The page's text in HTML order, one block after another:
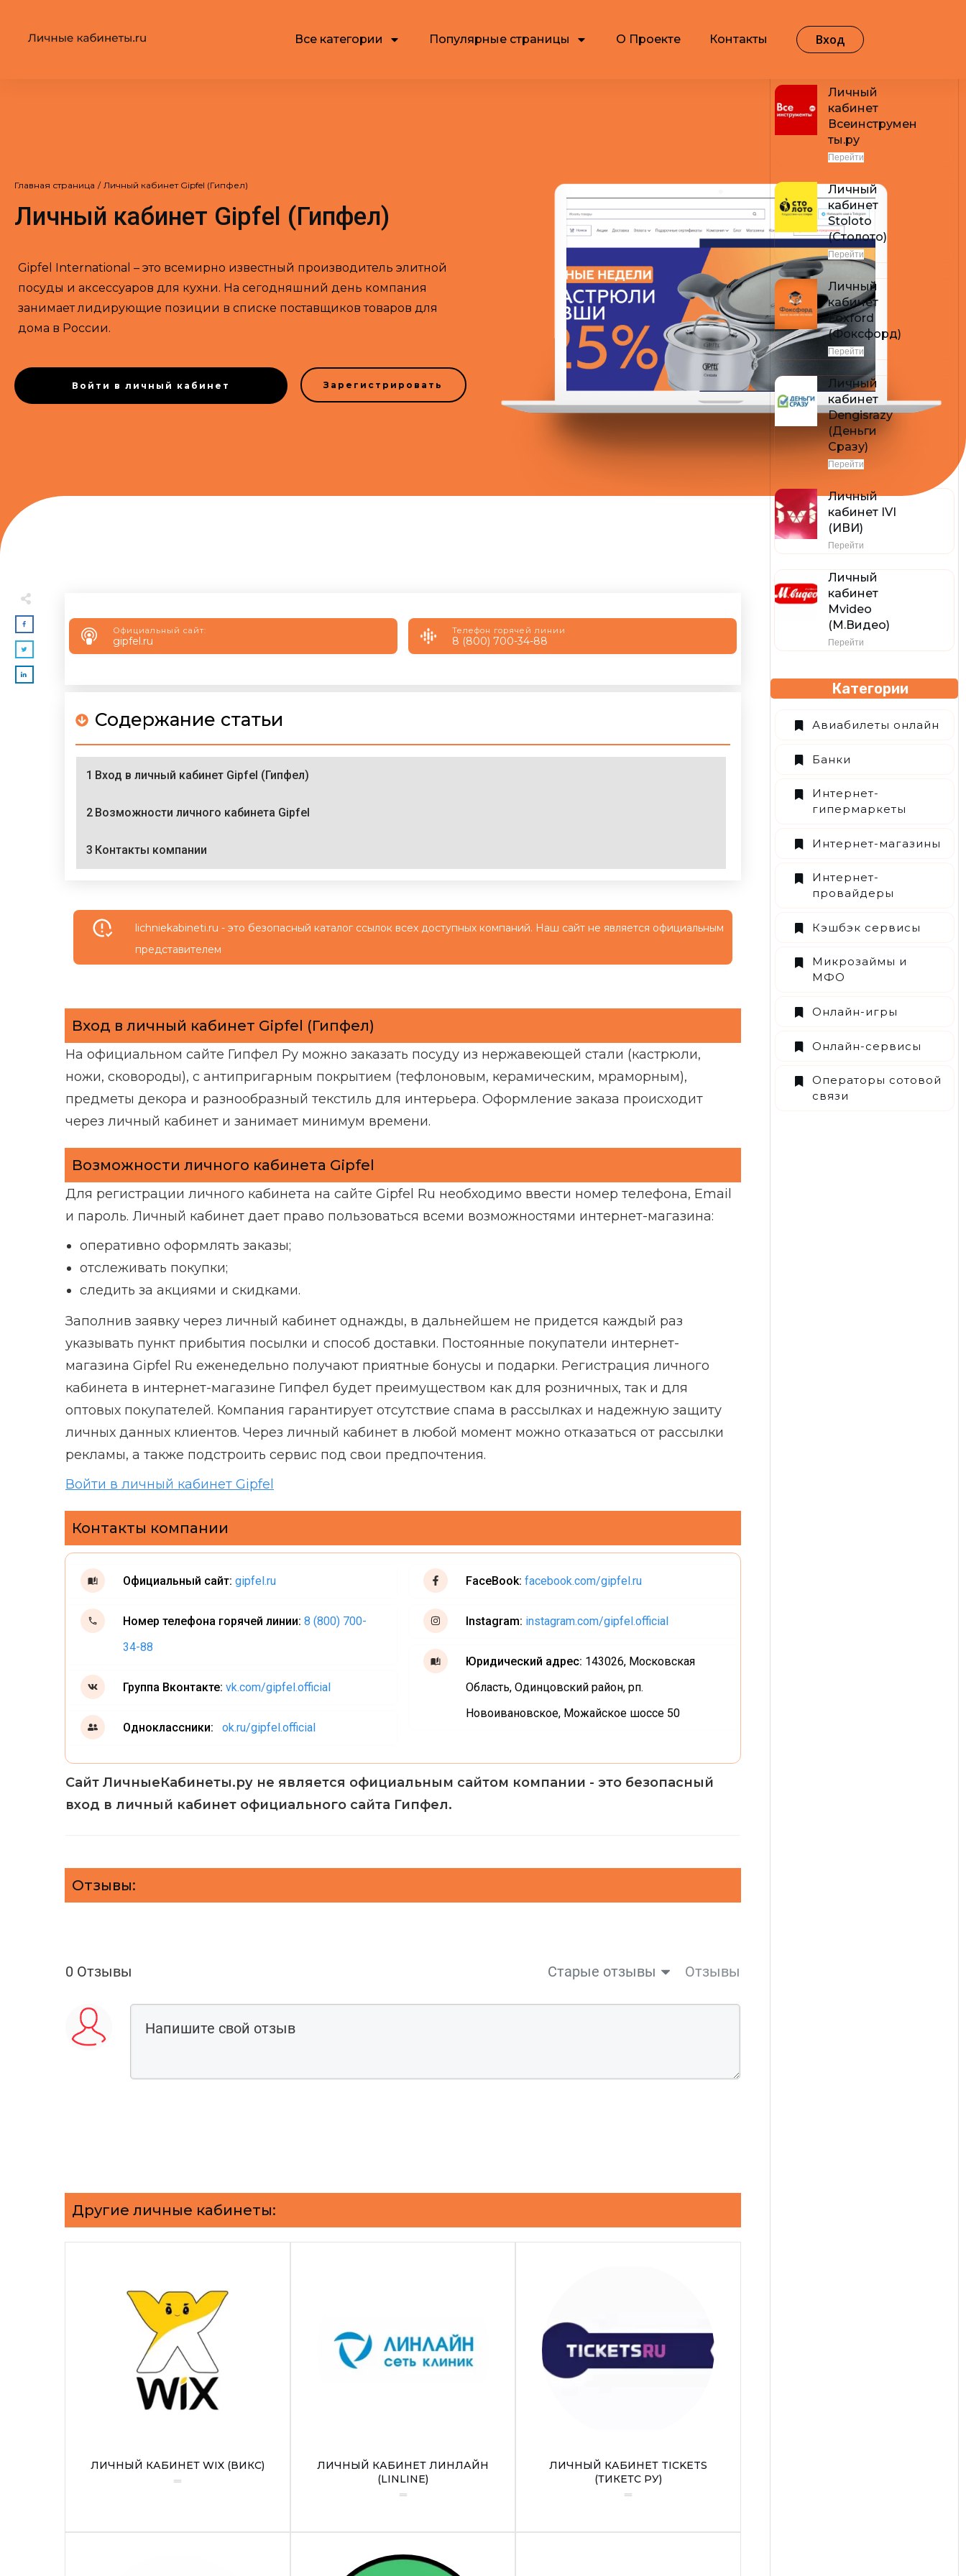
Все категории Популярные страницы О Проекте Контакты Вход
Главная страница / Личный кабинет Gipfel (Гипфел)
Личный кабинет Gipfel (Гипфел)
Gipfel International – это всемирно известный производитель элитной
посуды и аксессуаров для кухни. На сегодняшний день компания
занимает лидирующие позиции в списке поставщиков товаров для
дома в России.
Войти в личный кабинет Зарегистрировать
Официальный сайт:
gipfel.ru
Телефон горячей линии
8 (800) 700-34-88
Содержание статьи
1 Вход в личный кабинет Gipfel (Гипфел)
2 Возможности личного кабинета Gipfel
3 Контакты компании
lichniekabineti.ru - это безопасный каталог ссылок всех доступных компаний. Наш сайт не является официальным
представителем
Вход в личный кабинет Gipfel (Гипфел)
На официальном сайте Гипфел Ру можно заказать посуду из нержавеющей стали (кастрюли,
ножи, сковороды), с антипригарным покрытием (тефлоновым, керамическим, мраморным),
предметы декора и разнообразный текстиль для интерьера. Оформление заказа происходит
через личный кабинет и занимает минимум времени.
Возможности личного кабинета Gipfel
Для регистрации личного кабинета на сайте Gipfel Ru необходимо ввести номер телефона, Email
и пароль. Личный кабинет дает право пользоваться всеми возможностями интернет-магазина:
оперативно оформлять заказы;
отслеживать покупки;
следить за акциями и скидками.
Заполнив заявку через личный кабинет однажды, в дальнейшем не придется каждый раз
указывать пункт прибытия посылки и способ доставки. Постоянные покупатели интернет-
магазина Gipfel Ru еженедельно получают приятные бонусы и подарки. Регистрация личного
кабинета в интернет-магазине Гипфел будет преимуществом как для розничных, так и для
оптовых покупателей. Компания гарантирует отсутствие спама в рассылках и надежную защиту
личных данных клиентов. Через личный кабинет в любой момент можно отказаться от рассылки
рекламы, а также подстроить сервис под свои предпочтения.
Войти в личный кабинет Gipfel
Контакты компании
Официальный сайт: gipfel.ru
Номер телефона горячей линии: 8 (800) 700-
34-88
Группа Вконтакте: vk.com/gipfel.official
Одноклассники: ok.ru/gipfel.official
FaceBook:facebook.com/gipfel.ru
Instagram: instagram.com/gipfel.official
Юридический адрес: 143026, Московская
Область, Одинцовский район, рп.
Новоивановское, Можайское шоссе 50
Сайт ЛичныеКабинеты.ру не является официальным сайтом компании - это безопасный
вход в личный кабинет официального сайта Гипфел.
Отзывы:
0 Отзывы Старые отзывы Отзывы
Другие личные кабинеты:
ЛИЧНЫЙ КАБИНЕТ WIX (ВИКС)
ЛИЧНЫЙ КАБИНЕТ ЛИНЛАЙН
(LINLINE)
ЛИЧНЫЙ КАБИНЕТ TICKETS
(ТИКЕТС РУ)
Самые популярные
Личный
кабинет
Всеинструмен
ты.ру
Перейти
Личный
кабинет
Stoloto
(Столото)
Перейти
Личный
кабинет
Foxford
(Фоксфорд)
Перейти
Личный
кабинет
Dengisrazy
(Деньги
Сразу)
Перейти
Личный
кабинет IVI
(ИВИ)
Перейти
Личный
кабинет
Mvideo
(М.Видео)
Перейти
Категории
Авиабилеты онлайн
Банки
Интернет-
гипермаркеты
Интернет-магазины
Интернет-
провайдеры
Кэшбэк сервисы
Микрозаймы и
МФО
Онлайн-игры
Онлайн-сервисы
Операторы сотовой
связи